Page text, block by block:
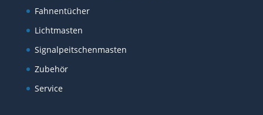
Fahnentücher
Lichtmasten
Signalpeitschenmasten
Zubehör
Service